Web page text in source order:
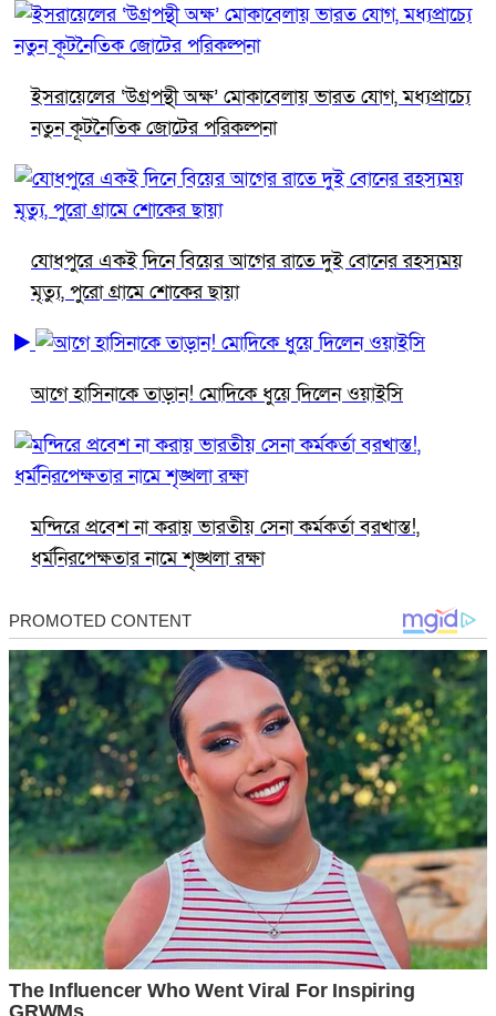
ইসরায়েলের ‘উগ্রপন্থী অক্ষ’ মোকাবেলায় ভারত যোগ, মধ্যপ্রাচ্যে
নতুন কূটনৈতিক জোটের পরিকল্পনা
যোধপুরে একই দিনে বিয়ের আগের রাতে দুই বোনের রহস্যময়
মৃত্যু, পুরো গ্রামে শোকের ছায়া
আগে হাসিনাকে তাড়ান! মোদিকে ধুয়ে দিলেন ওয়াইসি
মন্দিরে প্রবেশ না করায় ভারতীয় সেনা কর্মকর্তা বরখাস্ত!,
ধর্মনিরপেক্ষতার নামে শৃঙ্খলা রক্ষা